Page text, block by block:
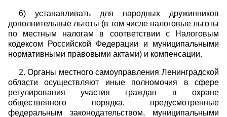
6) устанавливать для народных дружинников
дополнительные льготы (в том числе налоговые льготы
по местным налогам в соответствии с Налоговым
кодексом Российской Федерации и муниципальными
нормативными правовыми актами) и компенсации.
2. Органы местного самоуправления Ленинградской
области осуществляют иные полномочия в сфере
регулирования участия граждан в охране
общественного порядка, предусмотренные
федеральным законодательством, муниципальными